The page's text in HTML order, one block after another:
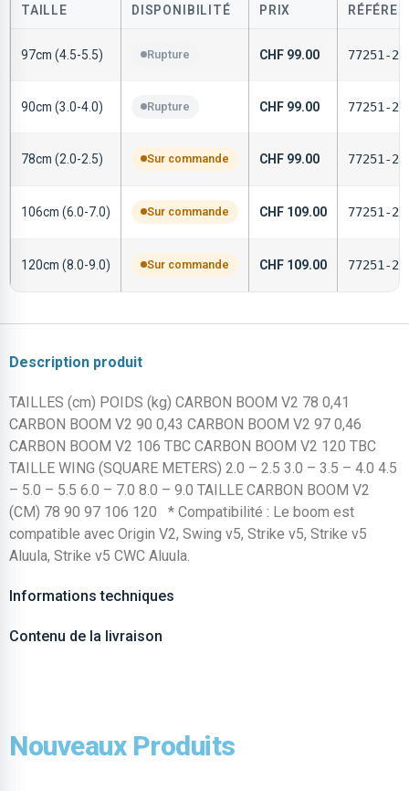
TAILLE DISPONIBILITÉ PRIX
97cm (4.5-5.5) Rupture CHF 99.00 77251-
90cm (3.0-4.0) Rupture CHF 99.00 77251-
78cm (2.0-2.5) Sur commande CHF 99.00 77251-
106cm (6.0-7.0) Sur commande CHF 109.00 77251-
120cm (8.0-9.0) Sur commande CHF 109.00 77251-
Description produit
TAILLES (cm) POIDS (kg) CARBON BOOM V2 78 0,41
CARBON BOOM V2 90 0,43 CARBON BOOM V2 97 0,46
CARBON BOOM V2 106 TBC CARBON BOOM V2 120 TBC
TAILLE WING (SQUARE METERS) 2.0 – 2.5 3.0 – 3.5 – 4.0 4.5
– 5.0 – 5.5 6.0 – 7.0 8.0 – 9.0 TAILLE CARBON BOOM V2
(CM) 78 90 97 106 120 * Compatibilité : Le boom est
compatible avec Origin V2, Swing v5, Strike v5, Strike v5
Aluula, Strike v5 CWC Aluula.
Informations techniques
Contenu de la livraison
Nouveaux Produits